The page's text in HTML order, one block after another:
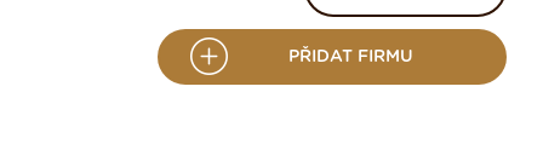
PŘIDAT FIRMU